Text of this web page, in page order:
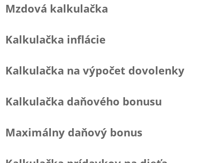
Mzdová kalkulačka
Kalkulačka inflácie
Kalkulačka na výpočet dovolenky
Kalkulačka daňového bonusu
Maximálny daňový bonus